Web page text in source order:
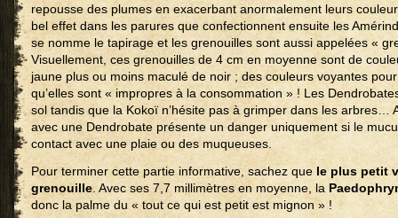
repousse des plumes en exacerbant anormalement leurs
bel effet dans les parures que confectionnent ensuite les
se nomme le tapirage et les grenouilles sont aussi appelées «
Visuellement, ces grenouilles de 4 cm en moyenne sont de
jaune plus ou moins maculé de noir ; des couleurs voyantes
qu’elles sont « impropres à la consommation » ! Les
sol tandis que la Kokoï n’hésite pas à grimper dans les arbres…
avec une Dendrobate présente un danger uniquement si le
contact avec une plaie ou des muqueuses.
Pour terminer cette partie informative, sachez que le plus petit
grenouille . Avec ses 7,7 millimètres en moyenne, la
donc la palme du « tout ce qui est petit est mignon » !